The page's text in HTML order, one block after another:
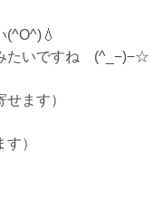
(^O^)💧
たいですね (^_−)−☆
ます）
）